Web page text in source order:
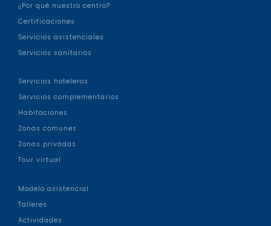
¿Por qué nuestro centro?
Certificaciones
Servicios asistenciales
Servicios sanitarios
Servicios hoteleros
Servicios complementarios
Habitaciones
Zonas comunes
Zonas privadas
Tour virtual
Modelo asistencial
Talleres
Actividades